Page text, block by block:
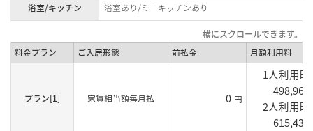
浴室/キッチン
浴室あり/ミニキッチンあり
料金プラン ご入居形態 前払金 月額利用料
プラン[1] 家賃相当額毎月払 0 円
1人利用
498,960
2人利用
615,430